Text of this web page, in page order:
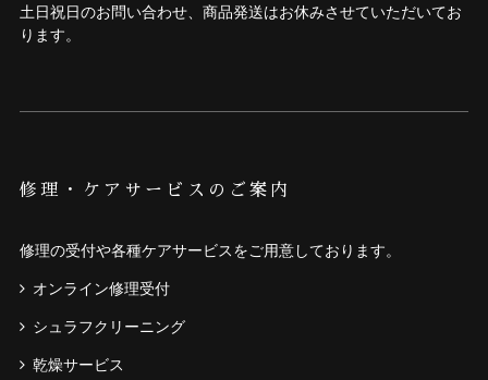
土日祝日のお問い合わせ、商品発送はお休みさせていただいてお
ります。
修理・ケアサービスのご案内
修理の受付や各種ケアサービスをご用意しております。
オンライン修理受付
シュラフクリーニング
乾燥サービス